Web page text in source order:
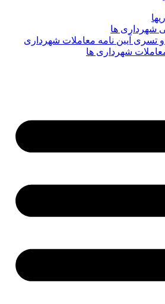
شهرداری ها
و تسری آیین نامه معاملات شهرداری
شهرداری ها